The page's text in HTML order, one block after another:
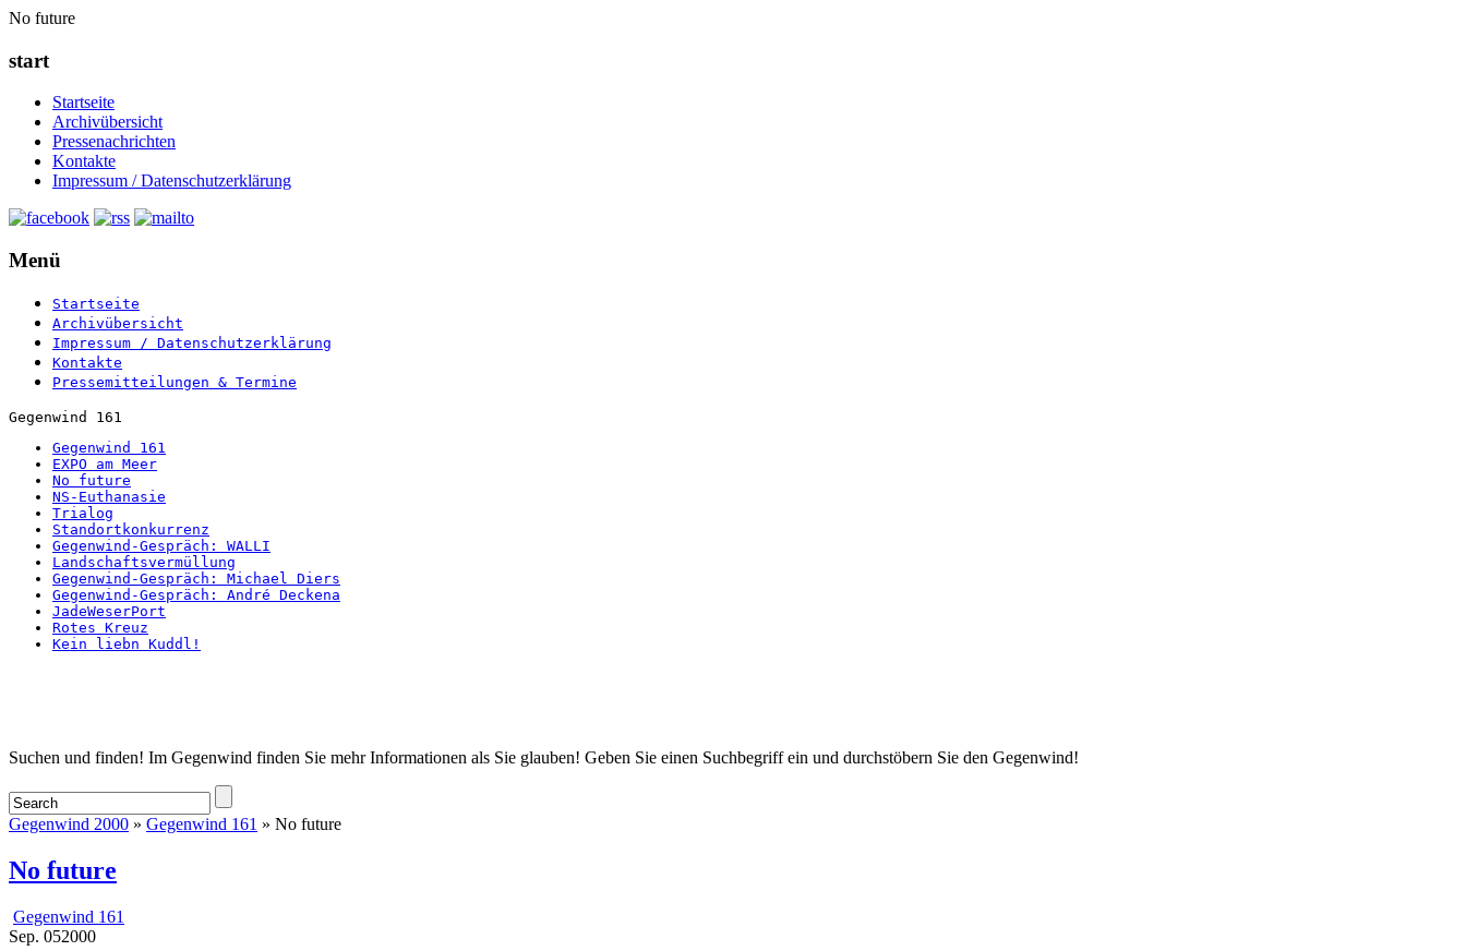
No future
start
Startseite
Archivübersicht
Pressenachrichten
Kontakte
Impressum / Datenschutzerklärung
Menü
Startseite
Archivübersicht
Impressum / Datenschutzerklärung
Kontakte
Pressemitteilungen & Termine
Gegenwind 161
Gegenwind 161
EXPO am Meer
No future
NS-Euthanasie
Trialog
Standortkonkurrenz
Gegenwind-Gespräch: WALLI
Landschaftsvermüllung
Gegenwind-Gespräch: Michael Diers
Gegenwind-Gespräch: André Deckena
JadeWeserPort
Rotes Kreuz
Kein liebn Kuddl!
Startseite
Suchen und finden! Im Gegenwind finden Sie mehr Informationen als Sie glauben! Geben Sie einen Suchbegriff ein und durchstöbern Sie den Gegenwind!
Gegenwind 2000 » Gegenwind 161 » No future
No future
Gegenwind 161
Sep. 052000